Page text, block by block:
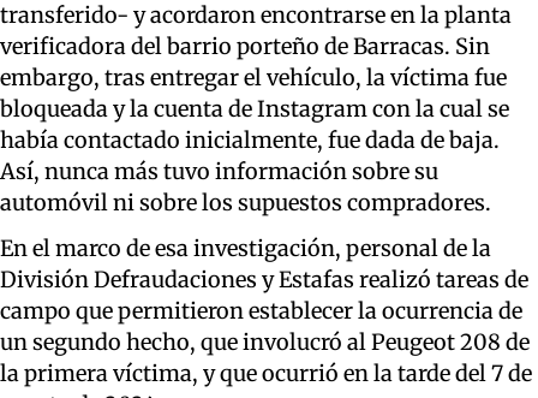
transferido- y acordaron encontrarse en la planta
verificadora del barrio porteño de Barracas. Sin
embargo, tras entregar el vehículo, la víctima fue
bloqueada y la cuenta de Instagram con la cual se
había contactado inicialmente, fue dada de baja.
Así, nunca más tuvo información sobre su
automóvil ni sobre los supuestos compradores.
En el marco de esa investigación, personal de la
División Defraudaciones y Estafas realizó tareas de
campo que permitieron establecer la ocurrencia de
un segundo hecho, que involucró al Peugeot 208 de
la primera víctima, y que ocurrió en la tarde del 7 de